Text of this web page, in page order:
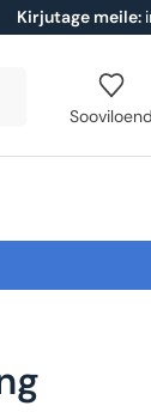
Kirjutage meile:
Sooviloend